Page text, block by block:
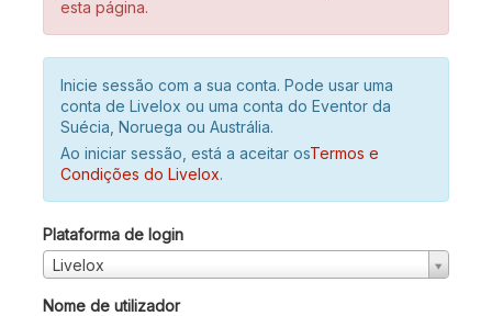
esta página.
Inicie sessão com a sua conta. Pode usar uma
conta de Livelox ou uma conta do Eventor da
Suécia, Noruega ou Austrália.
Ao iniciar sessão, está a aceitar osTermos e
Condições do Livelox.
Plataforma de login
Livelox
Nome de utilizador